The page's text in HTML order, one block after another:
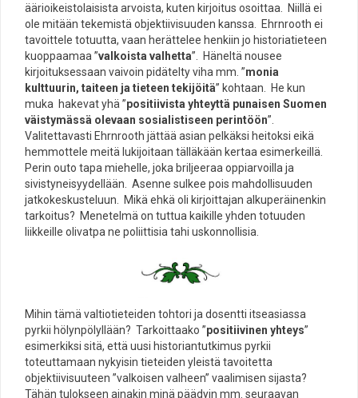
äärioikeistolaisista arvoista, kuten kirjoitus osoittaa. Niillä ei
ole mitään tekemistä objektiivisuuden kanssa. Ehrnrooth ei
tavoittele totuutta, vaan herättelee henkiin jo historiatieteen
kuoppaamaa ”valkoista valhetta”. Häneltä nousee
kirjoituksessaan vaivoin pidätelty viha mm. ”monia
kulttuurin, taiteen ja tieteen tekijöitä” kohtaan. He kun
muka hakevat yhä ”positiivista yhteyttä punaisen Suomen
väistymässä olevaan sosialistiseen perintöön”.
Valitettavasti Ehrnrooth jättää asian pelkäksi heitoksi eikä
hemmottele meitä lukijoitaan tälläkään kertaa esimerkeillä.
Perin outo tapa miehelle, joka briljeeraa oppiarvoilla ja
sivistyneisyydellään. Asenne sulkee pois mahdollisuuden
jatkokeskusteluun. Mikä ehkä oli kirjoittajan alkuperäinenkin
tarkoitus? Menetelmä on tuttua kaikille yhden totuuden
liikkeille olivatpa ne poliittisia tahi uskonnollisia.
Mihin tämä valtiotieteiden tohtori ja dosentti itseasiassa
pyrkii hölynpölyllään? Tarkoittaako ”positiivinen yhteys”
esimerkiksi sitä, että uusi historiantutkimus pyrkii
toteuttamaan nykyisin tieteiden yleistä tavoitetta
objektiivisuuteen ”valkoisen valheen” vaalimisen sijasta?
Tähän tulokseen ainakin minä päädyin mm. seuraavan